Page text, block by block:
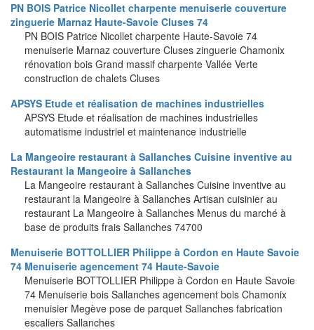
PN BOIS Patrice Nicollet charpente menuiserie couverture
zinguerie Marnaz Haute-Savoie Cluses 74
PN BOIS Patrice Nicollet charpente Haute-Savoie 74
menuiserie Marnaz couverture Cluses zinguerie Chamonix
rénovation bois Grand massif charpente Vallée Verte
construction de chalets Cluses
APSYS Etude et réalisation de machines industrielles
APSYS Etude et réalisation de machines industrielles
automatisme industriel et maintenance industrielle
La Mangeoire restaurant à Sallanches Cuisine inventive au
Restaurant la Mangeoire à Sallanches
La Mangeoire restaurant à Sallanches Cuisine inventive au
restaurant la Mangeoire à Sallanches Artisan cuisinier au
restaurant La Mangeoire à Sallanches Menus du marché à
base de produits frais Sallanches 74700
Menuiserie BOTTOLLIER Philippe à Cordon en Haute Savoie
74 Menuiserie agencement 74 Haute-Savoie
Menuiserie BOTTOLLIER Philippe à Cordon en Haute Savoie
74 Menuiserie bois Sallanches agencement bois Chamonix
menuisier Megève pose de parquet Sallanches fabrication
escaliers Sallanches